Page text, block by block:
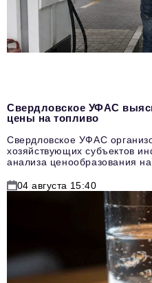
Свердловское УФАС
цены на топливо
Свердловское УФАС
хозяйствующих субъектов
анализа ценообразования
04 августа 15:40